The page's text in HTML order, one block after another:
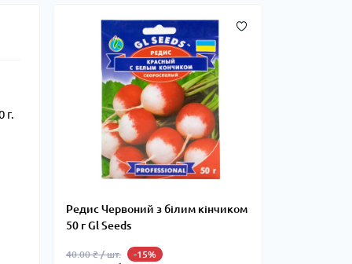
Редис Червоний з білим кінчиком
50 г Gl Seeds
40.00 ₴ / шт. -15%
г.